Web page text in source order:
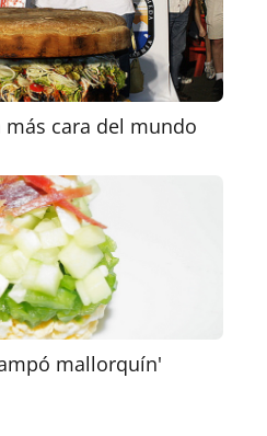
más cara del mundo
mallorquín'